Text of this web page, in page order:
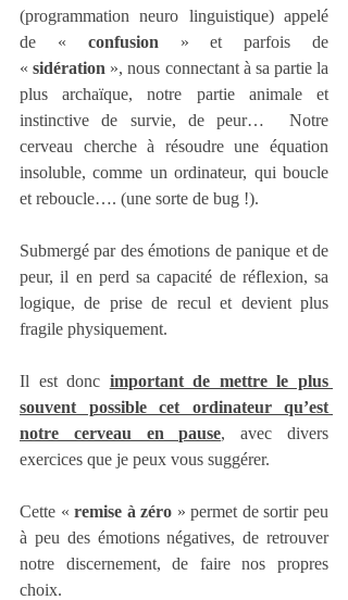
(programmation neuro linguistique) appelé
de « confusion » et parfois de
« sidération », nous connectant à sa partie la
plus archaïque, notre partie animale et
instinctive de survie, de peur…  Notre
cerveau cherche à résoudre une équation
insoluble, comme un ordinateur, qui boucle
et reboucle…. (une sorte de bug !).
Submergé par des émotions de panique et de
peur, il en perd sa capacité de réflexion, sa
logique, de prise de recul et devient plus
fragile physiquement.
Il est donc important de mettre le plus
souvent possible cet ordinateur qu’est
notre cerveau en pause, avec divers
exercices que je peux vous suggérer.
Cette « remise à zéro » permet de sortir peu
à peu des émotions négatives, de retrouver
notre discernement, de faire nos propres
choix.